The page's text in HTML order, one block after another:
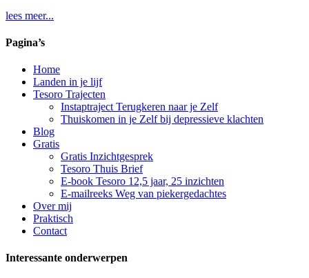
lees meer...
Pagina’s
Home
Landen in je lijf
Tesoro Trajecten
Instaptraject Terugkeren naar je Zelf
Thuiskomen in je Zelf bij depressieve klachten
Blog
Gratis
Gratis Inzichtgesprek
Tesoro Thuis Brief
E-book Tesoro 12,5 jaar, 25 inzichten
E-mailreeks Weg van piekergedachtes
Over mij
Praktisch
Contact
Interessante onderwerpen